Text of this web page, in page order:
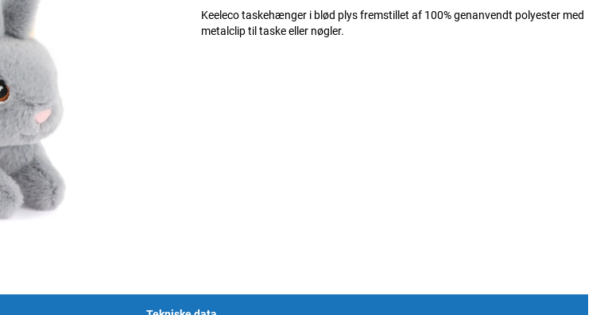
Keeleco taskehænger i blød plys fremstillet af 100% genanvendt polyester med
metalclip til taske eller nøgler.